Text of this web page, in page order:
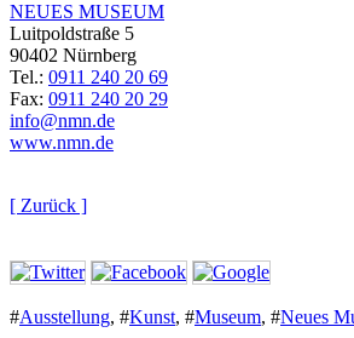
NEUES MUSEUM
Luitpoldstraße 5
90402 Nürnberg
Tel.: 0911 240 20 69
Fax: 0911 240 20 29
info@nmn.de
www.nmn.de
[ Zurück ]
#Ausstellung, #Kunst, #Museum, #Neues